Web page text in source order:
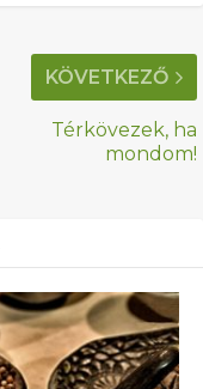
KÖVETKEZŐ
Térkövezek, ha
mondom!